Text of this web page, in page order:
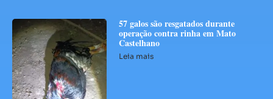
57 galos são resgatados durante
operação contra rinha em Mato
Castelhano
Leia mais